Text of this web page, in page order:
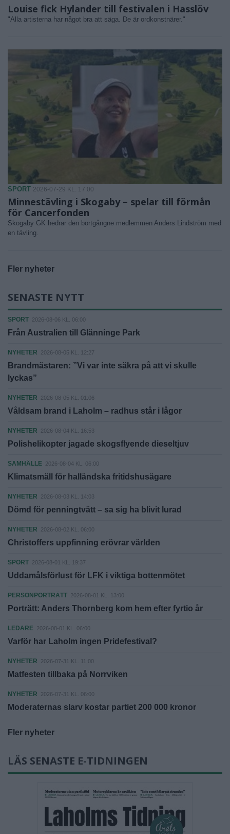
Louise fick Hylander till festivalen i Hasslöv
"Alla artisterna har något bra att säga. De är ordkonstnärer."
SPORT 2026-07-29 KL. 17:00
Minnestävling i Skogaby – spelar till förmån
för Cancerfonden
Skogaby GK hedrar den bortgångne medlemmen Anders Lindström med
en tävling.
Fler nyheter
SENASTE NYTT
SPORT 2026-08-06 KL. 06:00
Från Australien till Glänninge Park
NYHETER 2026-08-05 KL. 12:27
Brandmästaren: ”Vi var inte säkra på att vi skulle
lyckas”
NYHETER 2026-08-05 KL. 01:06
Våldsam brand i Laholm – radhus står i lågor
NYHETER 2026-08-04 KL. 16:53
Polishelikopter jagade skogsflyende dieseltjuv
SAMHÄLLE 2026-08-04 KL. 06:00
Klimatsmäll för halländska fritidshusägare
NYHETER 2026-08-03 KL. 14:03
Dömd för penningtvätt – sa sig ha blivit lurad
NYHETER 2026-08-02 KL. 06:00
Christoffers uppfinning erövrar världen
SPORT 2026-08-01 KL. 19:37
Uddamålsförlust för LFK i viktiga bottenmötet
PERSONPORTRÄTT 2026-08-01 KL. 13:00
Porträtt: Anders Thornberg kom hem efter fyrtio år
LEDARE 2026-08-01 KL. 06:00
Varför har Laholm ingen Pridefestival?
NYHETER 2026-07-31 KL. 11:00
Matfesten tillbaka på Norrviken
NYHETER 2026-07-31 KL. 06:00
Moderaternas slarv kostar partiet 200 000 kronor
Fler nyheter
LÄS SENASTE E-TIDNINGEN